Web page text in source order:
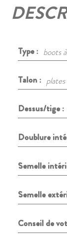
Type : boots
Talon : plates
Dessus/tige :
Doublure
Semelle
Semelle
Conseil de